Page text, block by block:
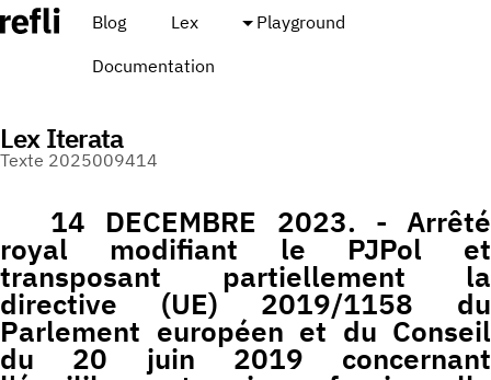
Blog Lex
Playground
Documentation
Lex Iterata
Texte 2025009414
14 DECEMBRE 2023. - Arrêté
royal modifiant le PJPol et
transposant partiellement la
directive (UE) 2019/1158 du
Parlement européen et du Conseil
du 20 juin 2019 concernant